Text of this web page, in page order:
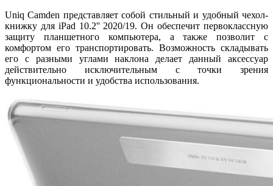
Uniq Camden представляет собой стильный и удобный чехол-
книжку для iPad 10.2'' 2020/19. Он обеспечит первоклассную
защиту планшетного компьютера, а также позволит с
комфортом его транспортировать. Возможность складывать
его с разными углами наклона делает данный аксессуар
действительно исключительным с точки зрения
функциональности и удобства использования.